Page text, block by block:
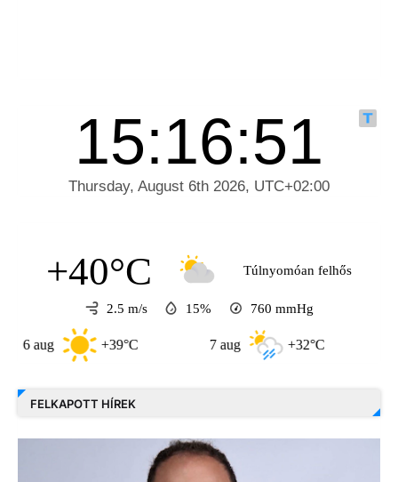
+40°C Túlnyomóan felhős
2.5 m/s 15% 760 mmHg
+39°C +32°C
FELKAPOTT HÍREK